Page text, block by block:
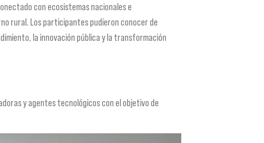
con ecosistemas nacionales e
rural. Los participantes pudieron conocer de
la innovación pública y la transformación
y agentes tecnológicos con el objetivo de